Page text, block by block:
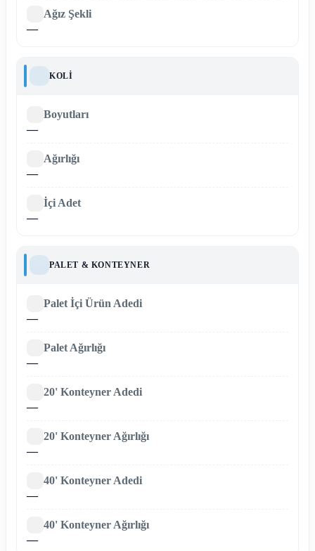
Ağız Şekli
—
KOLI
Boyutları
—
Ağırlığı
—
İçi Adet
—
PALET & KONTEYNER
Palet İçi Ürün Adedi
—
Palet Ağırlığı
—
20' Konteyner Adedi
—
20' Konteyner Ağırlığı
—
40' Konteyner Adedi
—
40' Konteyner Ağırlığı
—